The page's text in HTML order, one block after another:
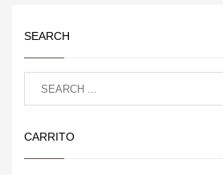
SEARCH
CARRITO